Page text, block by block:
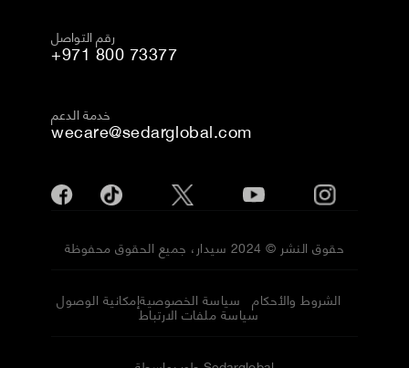
رقم التواصل
+971 800 73377
خدمة الدعم
wecare@sedarglobal.com
حقوق النشر © 2024 سيدار، جميع الحقوق محفوظة
إمكانية الوصولسياسة الخصوصية الشروط والأحكام
سياسة ملفات الارتباط